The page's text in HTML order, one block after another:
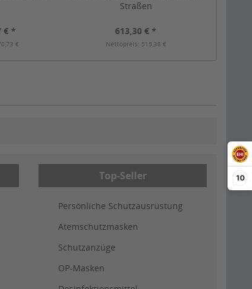
10
€ *
€
Straßen
613,30 € *
Nettopreis: 515,38 €
Top-Seller
Persönliche Schutzausrüstung
Atemschutzmasken
Schutzanzüge
OP-Masken